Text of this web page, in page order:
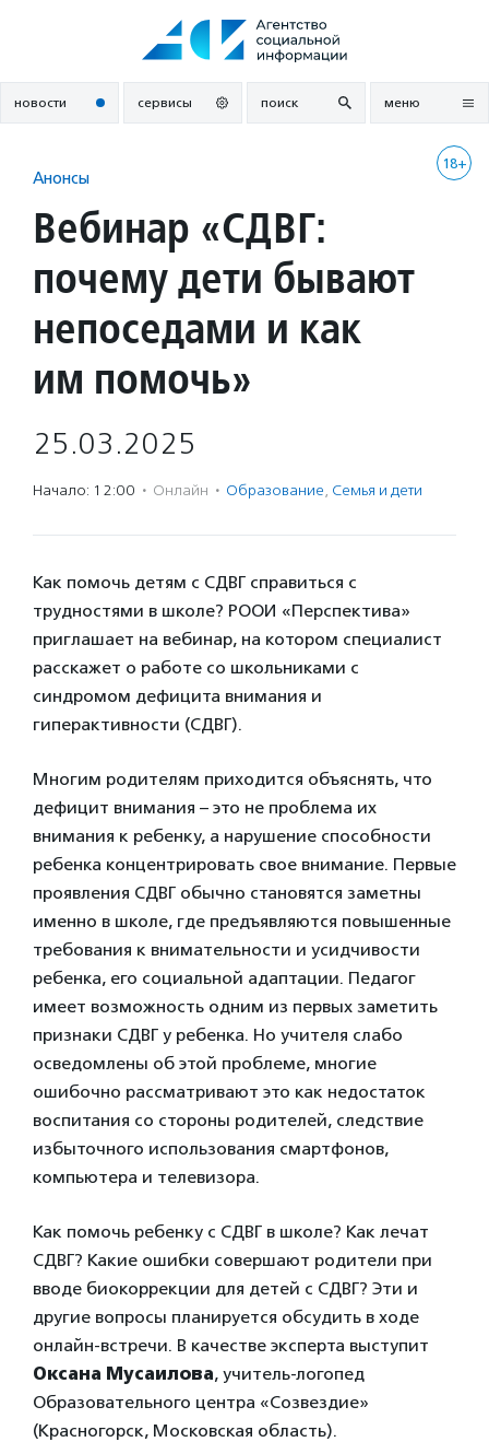
новости сервисы поиск меню
18+
Анонсы
Вебинар «СДВГ:
почему дети бывают
непоседами и как
им помочь»
25.03.2025
Начало: 12:00 · Онлайн · Образование, Семья и дети
Как помочь детям с СДВГ справиться с
трудностями в школе? РООИ «Перспектива»
приглашает на вебинар, на котором специалист
расскажет о работе со школьниками с
синдромом дефицита внимания и
гиперактивности (СДВГ).
Многим родителям приходится объяснять, что
дефицит внимания – это не проблема их
внимания к ребенку, а нарушение способности
ребенка концентрировать свое внимание. Первые
проявления СДВГ обычно становятся заметны
именно в школе, где предъявляются повышенные
требования к внимательности и усидчивости
ребенка, его социальной адаптации. Педагог
имеет возможность одним из первых заметить
признаки СДВГ у ребенка. Но учителя слабо
осведомлены об этой проблеме, многие
ошибочно рассматривают это как недостаток
воспитания со стороны родителей, следствие
избыточного использования смартфонов,
компьютера и телевизора.
Как помочь ребенку с СДВГ в школе? Как лечат
СДВГ? Какие ошибки совершают родители при
вводе биокоррекции для детей с СДВГ? Эти и
другие вопросы планируется обсудить в ходе
онлайн-встречи. В качестве эксперта выступит
Оксана Мусаилова, учитель-логопед
Образовательного центра «Созвездие»
(Красногорск, Московская область).